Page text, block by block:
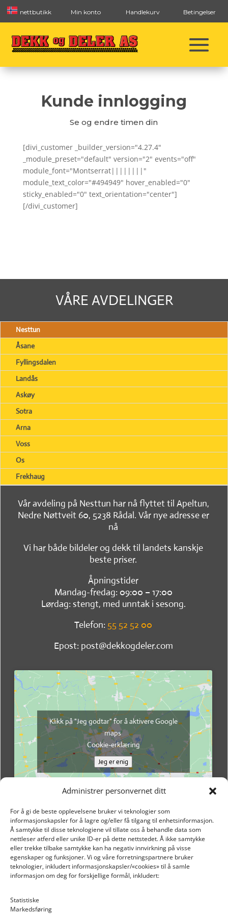
Administrer personvernet ditt
For å gi de beste opplevelsene bruker vi teknologier som
informasjonskapsler for å lagre og/eller få tilgang til enhetsinformasjon.
Å samtykke til disse teknologiene vil tillate oss å behandle data som
nettleser atferd eller unike ID-er på dette nettstedet. Å ikke samtykke
eller trekke tilbake samtykke kan ha negativ innvirkning på visse
egenskaper og funksjoner. Vi og våre forretningspartnere bruker
teknologier, inkludert informasjonskapsler/«cookies» til å samle
informasjon om deg for forskjellige formål, inkludert:
Statistiske
Markedsføring
nettbutikk Min konto Handlekurv Betingelser
Kunde innlogging
Se og endre timen din
[divi_customer _builder_version="4.27.4"
_module_preset="default" version="2" events="off"
module_font="Montserrat||||||||"
module_text_color="#494949" hover_enabled="0"
sticky_enabled="0" text_orientation="center"]
[/divi_customer]
VÅRE AVDELINGER
Nesttun
Åsane
Fyllingsdalen
Landås
Askøy
Sotra
Arna
Voss
Os
Frekhaug
Vår avdeling på Nesttun har nå flyttet til Apeltun,
Nedre Nøttveit 60, 5238 Rådal. Vår nye adresse er
nå
Vi har både bildeler og dekk til landets kanskje
beste priser.
Åpningstider
Mandag-fredag: 09:00 – 17:00
Lørdag: stengt, med unntak i sesong.
Telefon: 55 52 52 00
Epost: post@dekkogdeler.com
Klikk på "Jeg godtar" for å aktivere Google
maps
Cookie-erklæring
Jeg er enig